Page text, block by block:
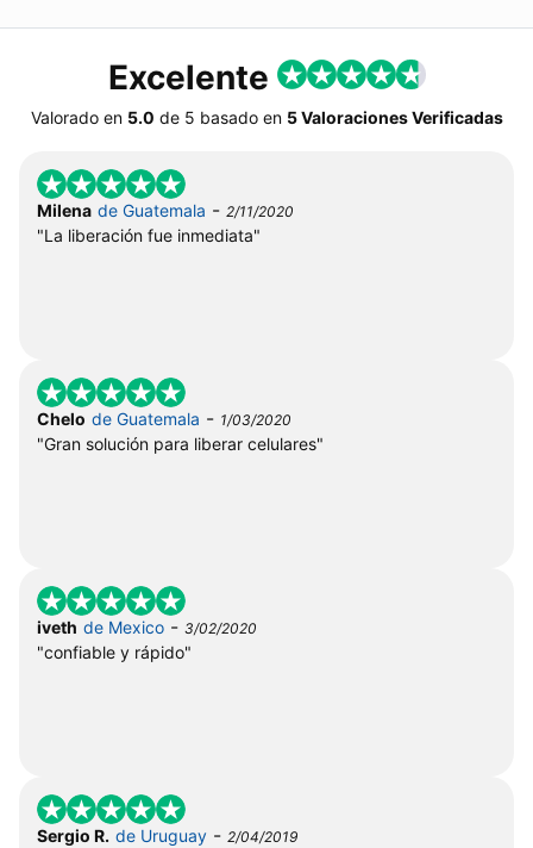
Excelente
Valorado en 5.0 de 5 basado en 5 Valoraciones Verificadas
Milena de Guatemala - 2/11/2020
"La liberación fue inmediata"
Chelo de Guatemala - 1/03/2020
"Gran solución para liberar celulares"
iveth de Mexico - 3/02/2020
"confiable y rápido"
Sergio R. de Uruguay - 2/04/2019